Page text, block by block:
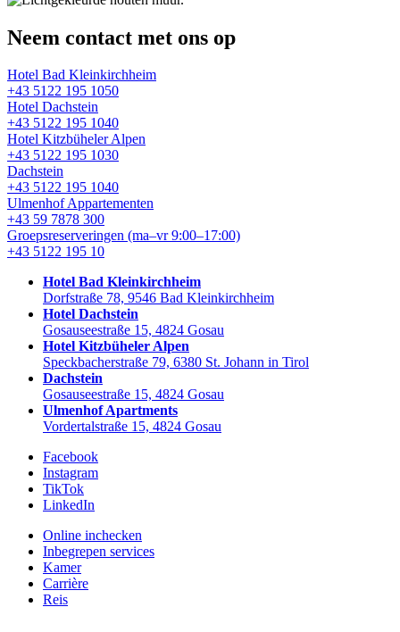
Neem contact met ons op
Hotel Bad Kleinkirchheim
+43 5122 195 1050
Hotel Dachstein
+43 5122 195 1040
Hotel Kitzbüheler Alpen
+43 5122 195 1030
Dachstein
+43 5122 195 1040
Ulmenhof Appartementen
+43 59 7878 300
Groepsreserveringen (ma–vr 9:00–17:00)
+43 5122 195 10
Hotel Bad Kleinkirchheim
Dorfstraße 78, 9546 Bad Kleinkirchheim
Hotel Dachstein
Gosauseestraße 15, 4824 Gosau
Hotel Kitzbüheler Alpen
Speckbacherstraße 79, 6380 St. Johann in Tirol
Dachstein
Gosauseestraße 15, 4824 Gosau
Ulmenhof Apartments
Vordertalstraße 15, 4824 Gosau
Facebook
Instagram
TikTok
LinkedIn
Online inchecken
Inbegrepen services
Kamer
Carrière
Reis